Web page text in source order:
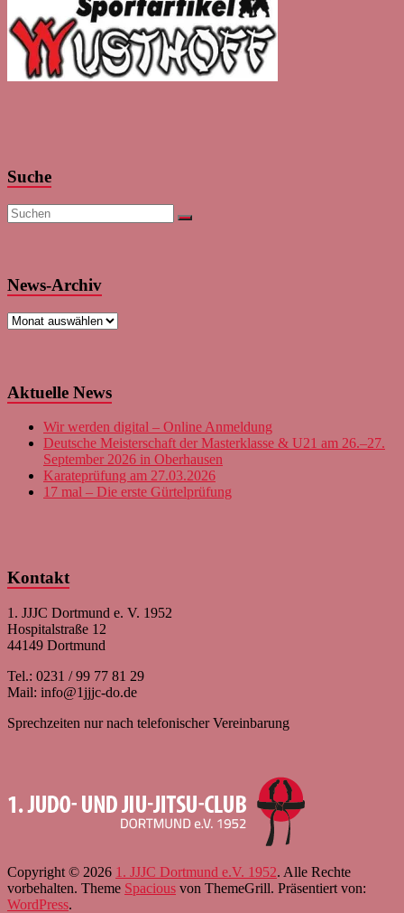
Suche
News-Archiv
News-
Aktuelle News
Wir werden digital – Online Anmeldung
Deutsche Meisterschaft der Masterklasse & U21 am 26.–27.
September 2026 in Oberhausen
Karateprüfung am 27.03.2026
17 mal – Die erste Gürtelprüfung
Kontakt
1. JJJC Dortmund e. V. 1952
Hospitalstraße 12
44149 Dortmund
Tel.: 0231 / 99 77 81 29
Mail: info@1jjjc-do.de
Sprechzeiten nur nach telefonischer Vereinbarung
Copyright © 2026 1. JJJC Dortmund e.V. 1952. Alle Rechte
vorbehalten. Theme Spacious von ThemeGrill. Präsentiert von:
WordPress.